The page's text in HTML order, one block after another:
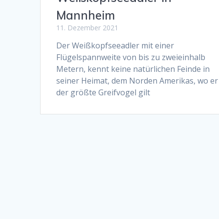
Mannheim
11. Dezember 2021
Der Weißkopfseeadler mit einer
Flügelspannweite von bis zu zweieinhalb
Metern, kennt keine natürlichen Feinde in
seiner Heimat, dem Norden Amerikas, wo
der größte Greifvogel gilt